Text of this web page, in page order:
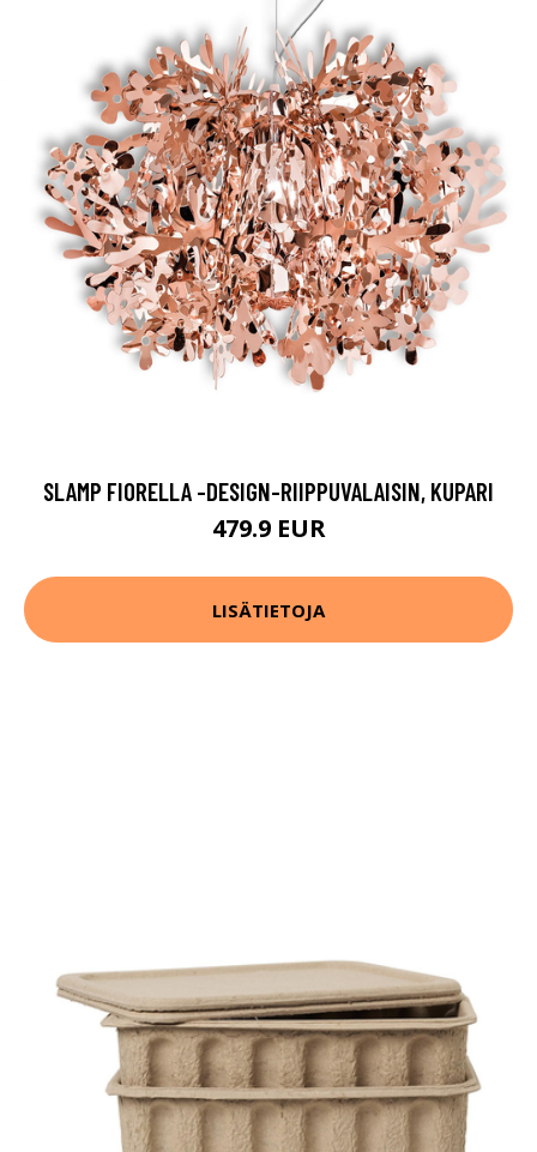
SLAMP FIORELLA -DESIGN-RIIPPUVALAISIN, KUPARI
479.9 EUR
LISÄTIETOJA